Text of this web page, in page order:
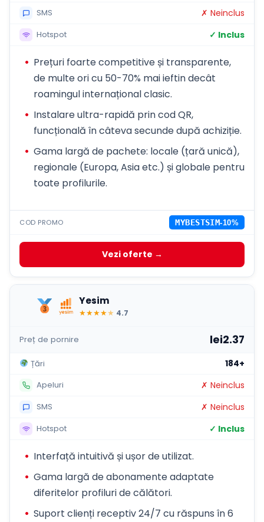
SMS ✗ Neinclus
Hotspot ✓ Inclus
Prețuri foarte competitive și transparente,
de multe ori cu 50-70% mai ieftin decât
roamingul internațional clasic.
Instalare ultra-rapidă prin cod QR,
funcțională în câteva secunde după achiziție.
Gama largă de pachete: locale (țară unică),
regionale (Europa, Asia etc.) și globale pentru
toate profilurile.
COD PROMO MYBESTSIM-10%
Vezi oferte →
Yesim
★★★★★ 4.7
Preț de pornire lei2.37
Țări 184+
Apeluri ✗ Neinclus
SMS ✗ Neinclus
Hotspot ✓ Inclus
Interfață intuitivă și ușor de utilizat.
Gama largă de abonamente adaptate
diferitelor profiluri de călători.
Suport clienți receptiv 24/7 cu răspuns în 6